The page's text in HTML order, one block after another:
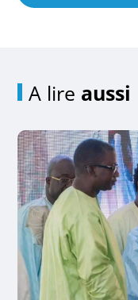
A lire aussi